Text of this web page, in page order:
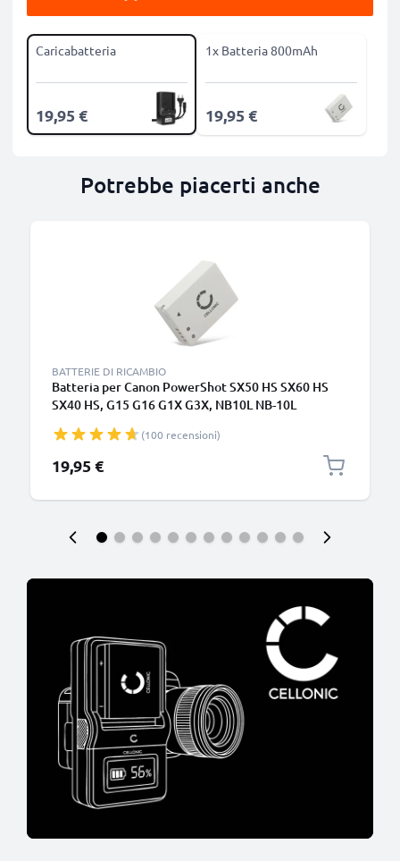
Caricabatteria
19,95 €
1x Batteria 800mAh
19,95 €
Potrebbe piacerti anche
BATTERIE DI RICAMBIO
Batteria per Canon PowerShot SX50 HS SX60 HS
SX40 HS, G15 G16 G1X G3X, NB10L NB-10L
(100 recensioni)
19,95 €